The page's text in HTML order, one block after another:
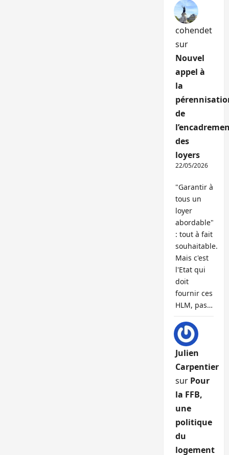
cohendet
sur
Nouvel
appel à
la
de
des
loyers
22/05/2026
"Garantir à
tous un
loyer
abordable"
: tout à fait
souhaitable.
Mais c'est
l'Etat qui
doit
fournir ces
HLM, pas…
Julien
Carpentier
sur Pour
la FFB,
une
politique
du
logement